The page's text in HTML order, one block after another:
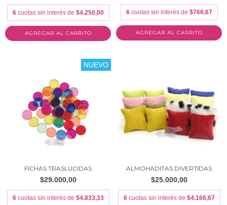
6 cuotas sin interés de $4.250,00 6 cuotas sin interés de $766,67
AGREGAR AL CARRITO
NUEVO
FICHAS TRASLUCIDAS
$29.000,00
6 cuotas sin interés de $4.833,33
ALMOHADITAS DIVERTIDAS
$25.000,00
6 cuotas sin interés de $4.166,67